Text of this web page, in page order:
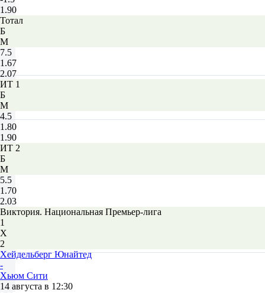
1.90
Тотал
Б
М
7.5
1.67
2.07
ИТ 1
Б
М
4.5
1.80
1.90
ИТ 2
Б
М
5.5
1.70
2.03
Виктория. Национальная Премьер-лига
1
Х
2
Хейдельберг Юнайтед
-
Хьюм Сити
14 августа в 12:30